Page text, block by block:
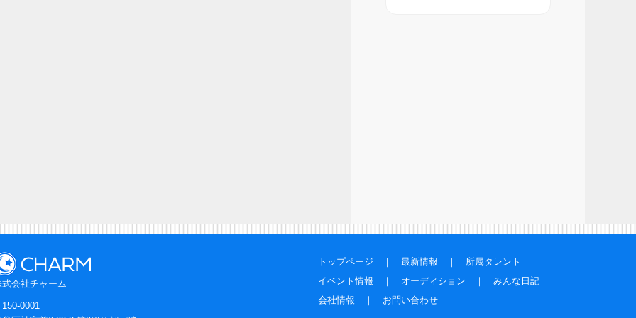
式会社チャーム
0001
トップページ ｜ 最新情報 ｜ 所属タレント
イベント情報 ｜ オーディション ｜ みんな日記
会社情報 ｜ お問い合わせ